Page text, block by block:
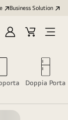
Business Solution
Accedi
Registrati
Cart
Open
Doppia Porta